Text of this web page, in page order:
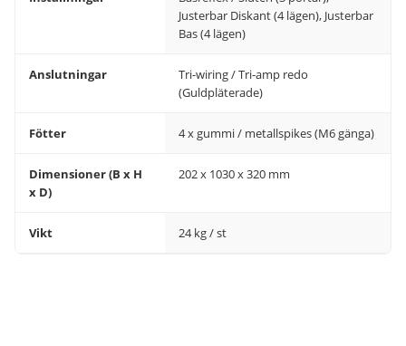
Justerbar Diskant (4 lägen), Justerbar
Bas (4 lägen)
Anslutningar
Tri-wiring / Tri-amp redo
(Guldpläterade)
Fötter 4 x gummi / metallspikes (M6 gänga)
Dimensioner (B x H
x D)
202 x 1030 x 320 mm
Vikt 24 kg / st